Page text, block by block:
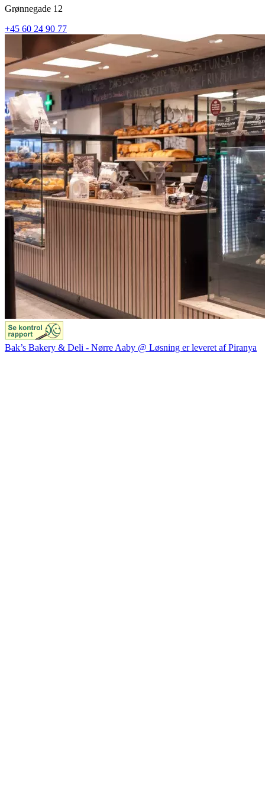
Grønnegade 12
+45 60 24 90 77
Bak’s Bakery & Deli - Nørre Aaby @ Løsning er leveret af Piranya